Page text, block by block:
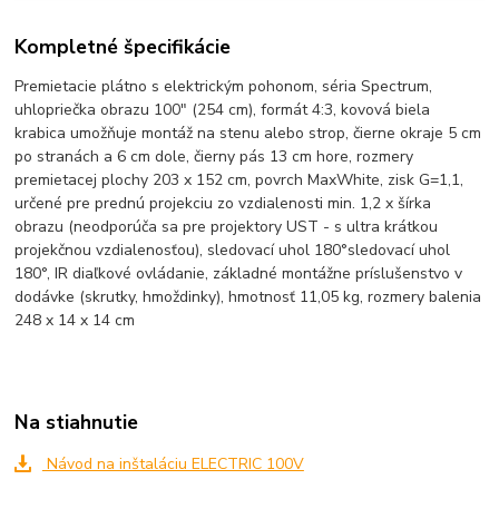
Kompletné špecifikácie
Premietacie plátno s elektrickým pohonom, séria Spectrum,
uhlopriečka obrazu 100" (254 cm), formát 4:3, kovová biela
krabica umožňuje montáž na stenu alebo strop, čierne okraje 5 cm
po stranách a 6 cm dole, čierny pás 13 cm hore, rozmery
premietacej plochy 203 x 152 cm, povrch MaxWhite, zisk G=1,1,
určené pre prednú projekciu zo vzdialenosti min. 1,2 x šírka
obrazu (neodporúča sa pre projektory UST - s ultra krátkou
projekčnou vzdialenosťou), sledovací uhol 180°sledovací uhol
180°, IR diaľkové ovládanie, základné montážne príslušenstvo v
dodávke (skrutky, hmoždinky), hmotnosť 11,05 kg, rozmery balenia
248 x 14 x 14 cm
Na stiahnutie
Návod na inštaláciu ELECTRIC 100V